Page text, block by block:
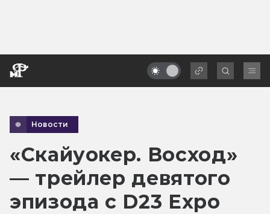
Новости
«Скайуокер. Восход»
— трейлер девятого
эпизода с D23 Expo